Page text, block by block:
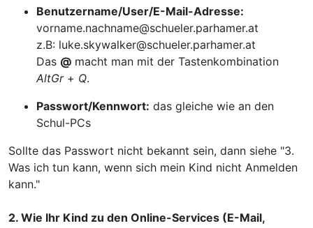
Benutzername/User/E-Mail-Adresse:
vorname.nachname@schueler.parhamer.at
z.B: luke.skywalker@schueler.parhamer.at
Das @ macht man mit der Tastenkombination
AltGr+ Q.
Passwort/Kennwort: das gleiche wie an den
Schul-PCs
Sollte das Passwort nicht bekannt sein, dann siehe "3.
Was ich tun kann, wenn sich mein Kind nicht Anmelden
kann."
2. Wie Ihr Kind zu den Online-Services (E-Mail,